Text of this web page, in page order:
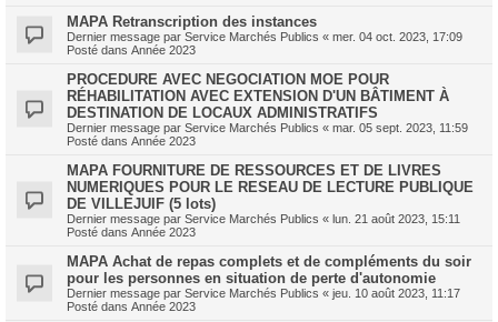
MAPA Retranscription des instances
Dernier message par Service Marchés Publics « mer. 04 oct. 2023, 17:09
Posté dans Année 2023
PROCEDURE AVEC NEGOCIATION MOE POUR
RÉHABILITATION AVEC EXTENSION D'UN BÂTIMENT À
DESTINATION DE LOCAUX ADMINISTRATIFS
Dernier message par Service Marchés Publics « mar. 05 sept. 2023, 11:59
Posté dans Année 2023
MAPA FOURNITURE DE RESSOURCES ET DE LIVRES
NUMERIQUES POUR LE RESEAU DE LECTURE PUBLIQUE
DE VILLEJUIF (5 lots)
Dernier message par Service Marchés Publics « lun. 21 août 2023, 15:11
Posté dans Année 2023
MAPA Achat de repas complets et de compléments du soir
pour les personnes en situation de perte d'autonomie
Dernier message par Service Marchés Publics « jeu. 10 août 2023, 11:17
Posté dans Année 2023